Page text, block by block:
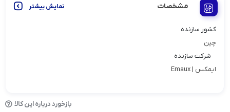
مشخصات نمایش بیشتر
کشور سازنده
چین
شرکت سازنده
ایمکس | Emaux
بازخورد درباره این کالا